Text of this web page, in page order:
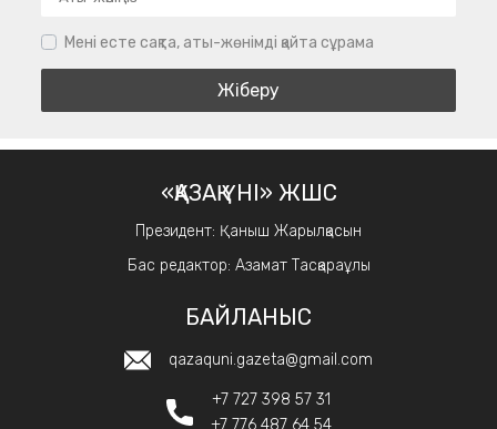
Мені есте сақта, аты-жөнімді қайта сұрама
«ҚАЗАҚ ҮНІ» ЖШС
Президент: Қаныш Жарылқасын
Бас редактор: Азамат Тасқараұлы
БАЙЛАНЫС
qazaquni.gazeta@gmail.com
+7 727 398 57 31
+7 776 487 64 54